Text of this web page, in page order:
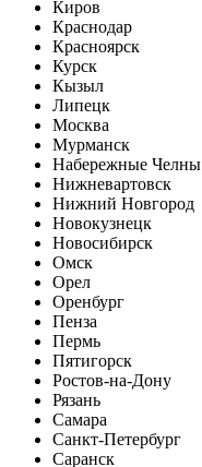
Киров
Краснодар
Красноярск
Курск
Кызыл
Липецк
Москва
Мурманск
Набережные Челны
Нижневартовск
Нижний Новгород
Новокузнецк
Новосибирск
Омск
Орел
Оренбург
Пенза
Пермь
Пятигорск
Ростов-на-Дону
Рязань
Самара
Санкт-Петербург
Саранск